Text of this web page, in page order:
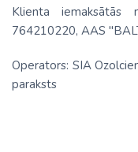
Klienta iemaksātās
764210220, AAS
Operators:
paraksts